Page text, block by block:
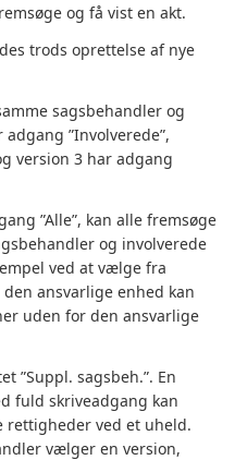
og få vist en akt.
trods oprettelse af nye
sagsbehandler og
”Involverede”,
version 3 har adgang
”Alle”, kan alle fremsøge
og involverede
ved at vælge fra
den ansvarlige enhed kan
uden for den ansvarlige
”Suppl. sagsbeh.”. En
fuld skriveadgang kan
rettigheder ved et uheld.
vælger en version,